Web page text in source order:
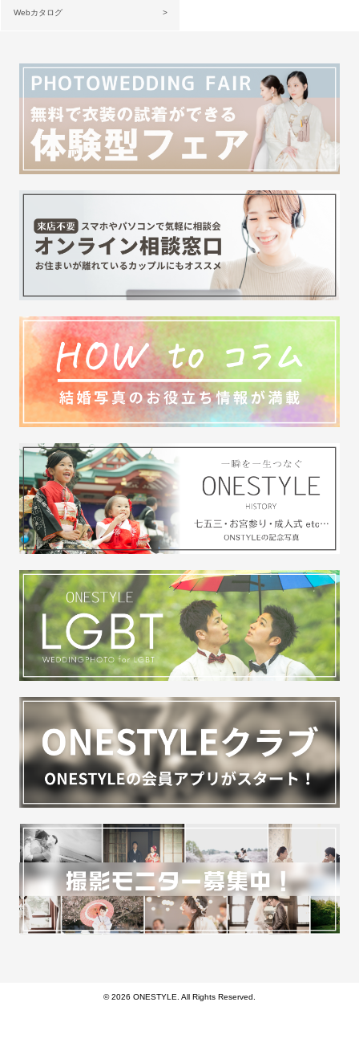
Webカタログ
© 2026 ONESTYLE. All Rights Reserved.